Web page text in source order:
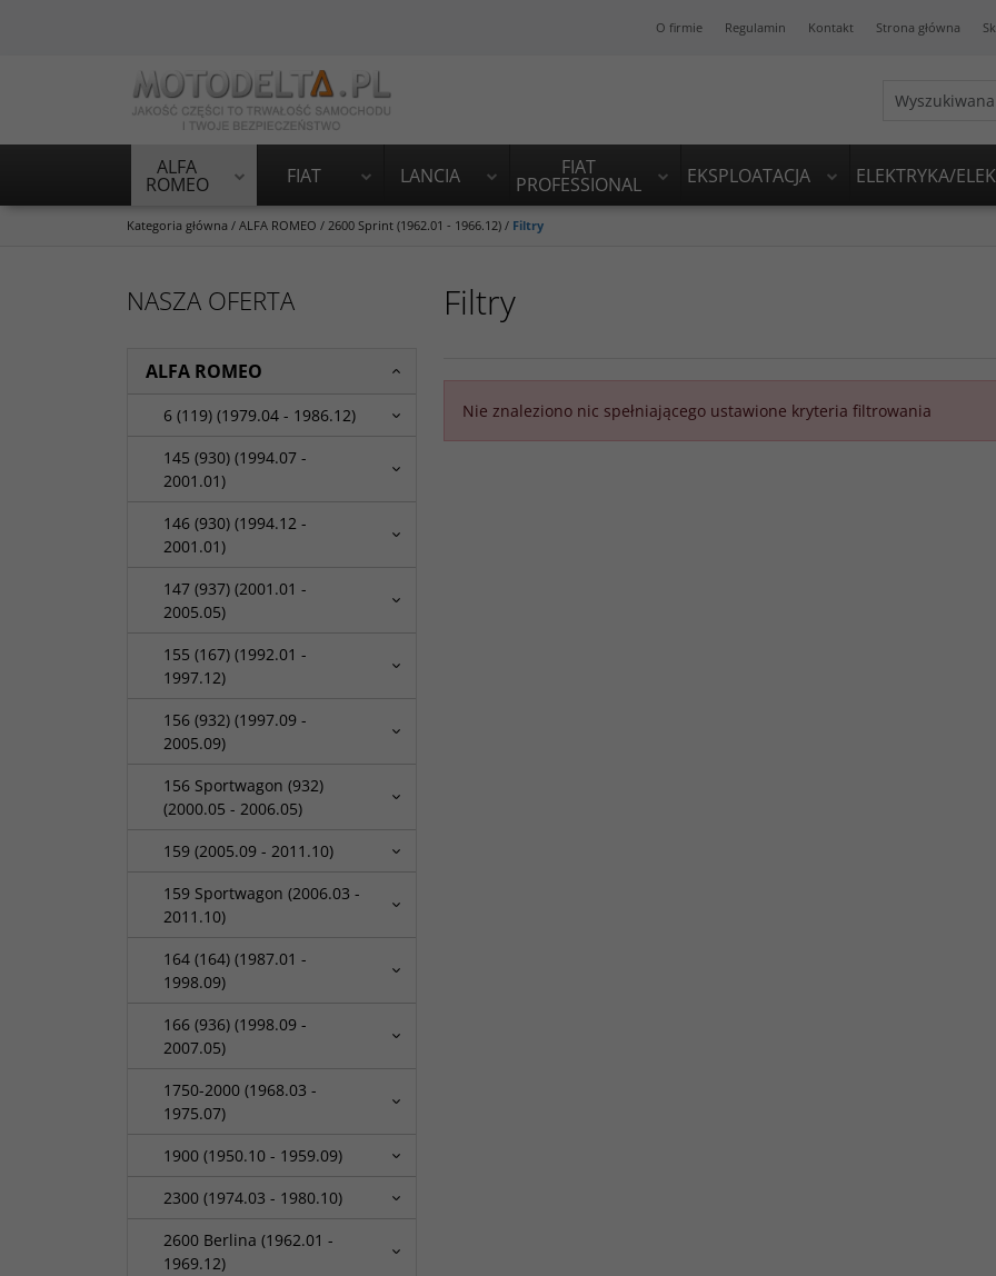
O firmie Regulamin Kontakt Strona główna
ALFA
ROMEO FIAT LANCIA FIAT
PROFESSIONAL EKSPLOATACJA ELEKTRYKA/
Kategoria główna / ALFA ROMEO / 2600 Sprint (1962.01 - 1966.12) / Filtry
Filtry
Nie znaleziono nic spełniającego ustawione kryteria filtrowania
NASZA OFERTA
ALFA ROMEO
6 (119) (1979.04 - 1986.12)
145 (930) (1994.07 -
2001.01)
146 (930) (1994.12 -
2001.01)
147 (937) (2001.01 -
2005.05)
155 (167) (1992.01 -
1997.12)
156 (932) (1997.09 -
2005.09)
156 Sportwagon (932)
(2000.05 - 2006.05)
159 (2005.09 - 2011.10)
159 Sportwagon (2006.03 -
2011.10)
164 (164) (1987.01 -
1998.09)
166 (936) (1998.09 -
2007.05)
1750-2000 (1968.03 -
1975.07)
1900 (1950.10 - 1959.09)
2300 (1974.03 - 1980.10)
2600 Berlina (1962.01 -
1969.12)